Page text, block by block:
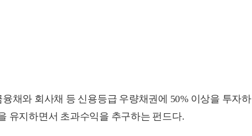
채와 회사채 등 신용등급 우량채권에 50% 이상을 투자하
유지하면서 초과수익을 추구하는 펀드다.